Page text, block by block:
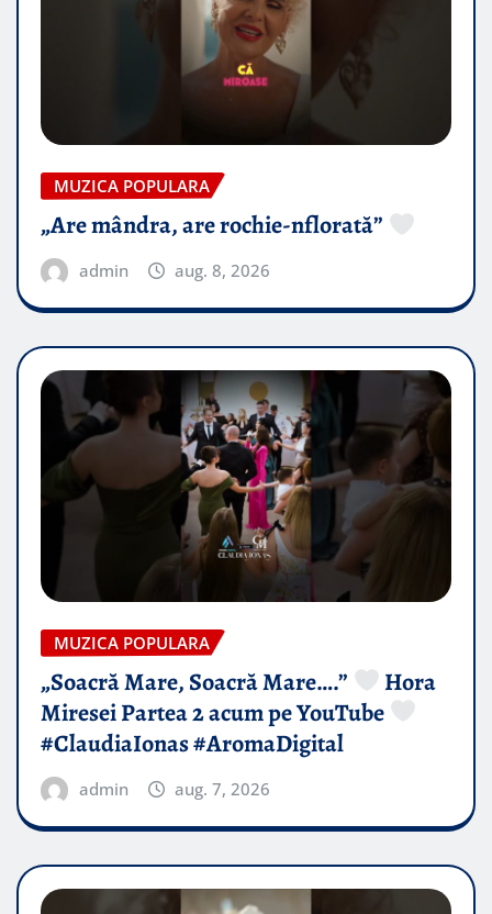
MUZICA POPULARA
„Are mândra, are rochie-nflorată”
admin aug. 8, 2026
MUZICA POPULARA
„Soacră Mare, Soacră Mare….”
Hora
Miresei Partea 2 acum pe YouTube
#ClaudiaIonas #AromaDigital
admin aug. 7, 2026